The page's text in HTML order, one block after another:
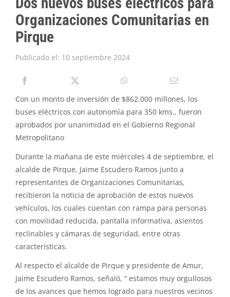
SOLICITAR INFORMACIÓN LOBBY
CONSULTAR INFORMACIÓN LOBBY
PIRQUE TRANSPARENTE
Organizaciones Comunitarias en
Pirque
Publicado el: 10 septiembre 2024
Con un monto de inversión de $862.000 millones, los
buses eléctricos con autonomía para 350 kms., fueron
aprobados por unanimidad en el Gobierno Regional
Metropolitano
Durante la mañana de este miércoles 4 de septiembre, el
alcalde de Pirque, Jaime Escudero Ramos junto a
representantes de Organizaciones Comunitarias,
recibieron la noticia de aprobación de estos nuevos
vehículos, los cuales cuentan con rampa para personas
con movilidad reducida, pantalla informativa, asientos
reclinables y cámaras de seguridad, entre otras
características.
Al respecto el alcalde de Pirque y presidente de Amur,
Jaime Escudero Ramos, señaló, “ estamos muy orgullosos
de los avances que hemos logrado para nuestros vecinos